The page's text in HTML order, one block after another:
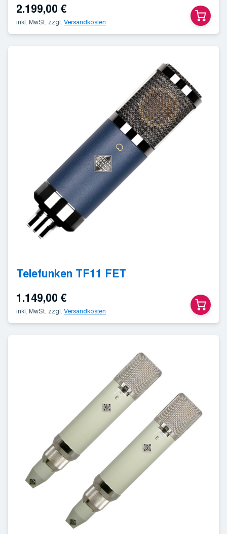
2.199,00 €
inkl. MwSt. zzgl. Versandkosten
Telefunken TF11 FET
1.149,00 €
inkl. MwSt. zzgl. Versandkosten